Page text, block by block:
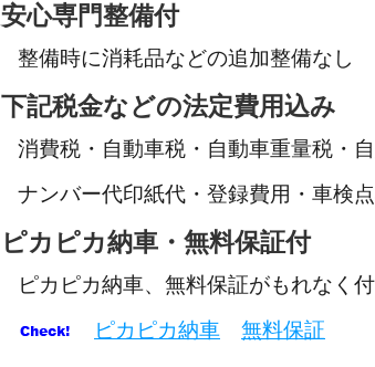
安心専門整備付
整備時に消耗品などの追加整備なし
下記税金などの法定費用込み
消費税・自動車税・自動車重量税・
ナンバー代印紙代・登録費用・車検
ピカピカ納車・無料保証付
ピカピカ納車、無料保証がもれなく付
ピカピカ納車
無料保証